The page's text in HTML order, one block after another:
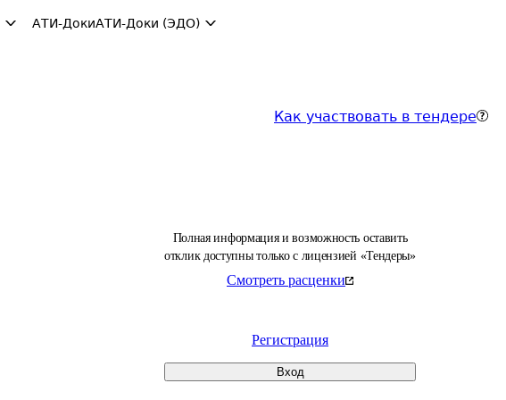
АТИ-ДокиАТИ-Доки (ЭДО)
Как участвовать в тендере
Полная информация и возможность оставить
отклик доступны только с лицензией «Тендеры»
Смотреть расценки
Регистрация
Вход